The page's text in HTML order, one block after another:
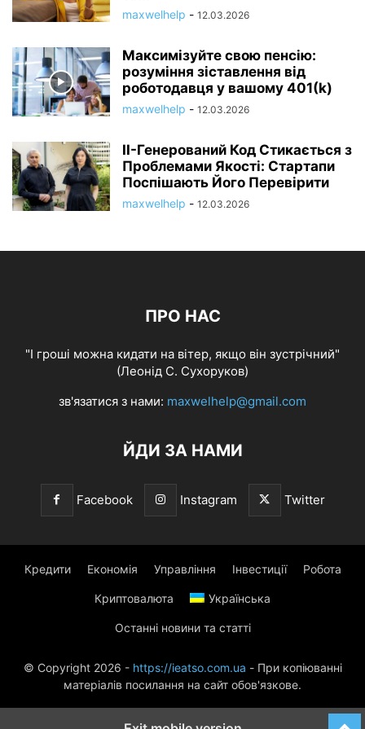
maxwelhelp - 12.03.2026
Максимізуйте свою пенсію:
розуміння зіставлення від
роботодавця у вашому 401(k)
maxwelhelp - 12.03.2026
ІІ-Генерований Код Стикається з
Проблемами Якості: Стартапи
Поспішають Його Перевірити
maxwelhelp - 12.03.2026
ПРО НАС
"І гроші можна кидати на вітер, якщо він зустрічний"
(Леонід С. Сухоруков)
зв'язатися з нами: maxwelhelp@gmail.com
ЙДИ ЗА НАМИ
Facebook Instagram Twitter
Кредити Економія Управління Інвестиції Робота
Криптовалюта Українська
Останні новини та статті
© Copyright 2026 - https://ieatso.com.ua - При копіюванні
матеріалів посилання на сайт обов'язкове.